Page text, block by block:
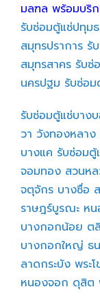
มลฑล พร้อมบริ
รับซ่อมตู้แช่ปทุม
สมุทรปราการ รั
สมุทรสาคร รับซ่
นครปฐม รับซ่อ
รับซ่อมตู้แช่บาง
วา วังทองหลาง
บางแค รับซ่อม
จอมทอง สวนห
จตุจักร บางซื่อ
ราษฎร์บูรณะ ห
บางกอกน้อย ต
บางกอกใหญ่ ธ
ลาดกระบัง พระ
หนองจอก ดุสิต